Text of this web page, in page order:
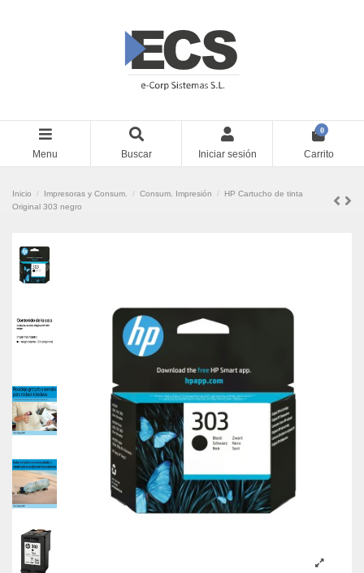
Menu Buscar Iniciar sesión
0
Carrito
Inicio Impresoras y Consum. Consum. Impresión
HP Cartucho de tinta
Original 303 negro